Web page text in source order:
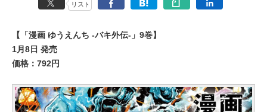
リスト
【「漫画 ゆうえんち -バキ外伝-」9巻】
1月8日 発売
価格：792円